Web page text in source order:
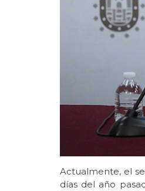
Actualmente, el
días del año